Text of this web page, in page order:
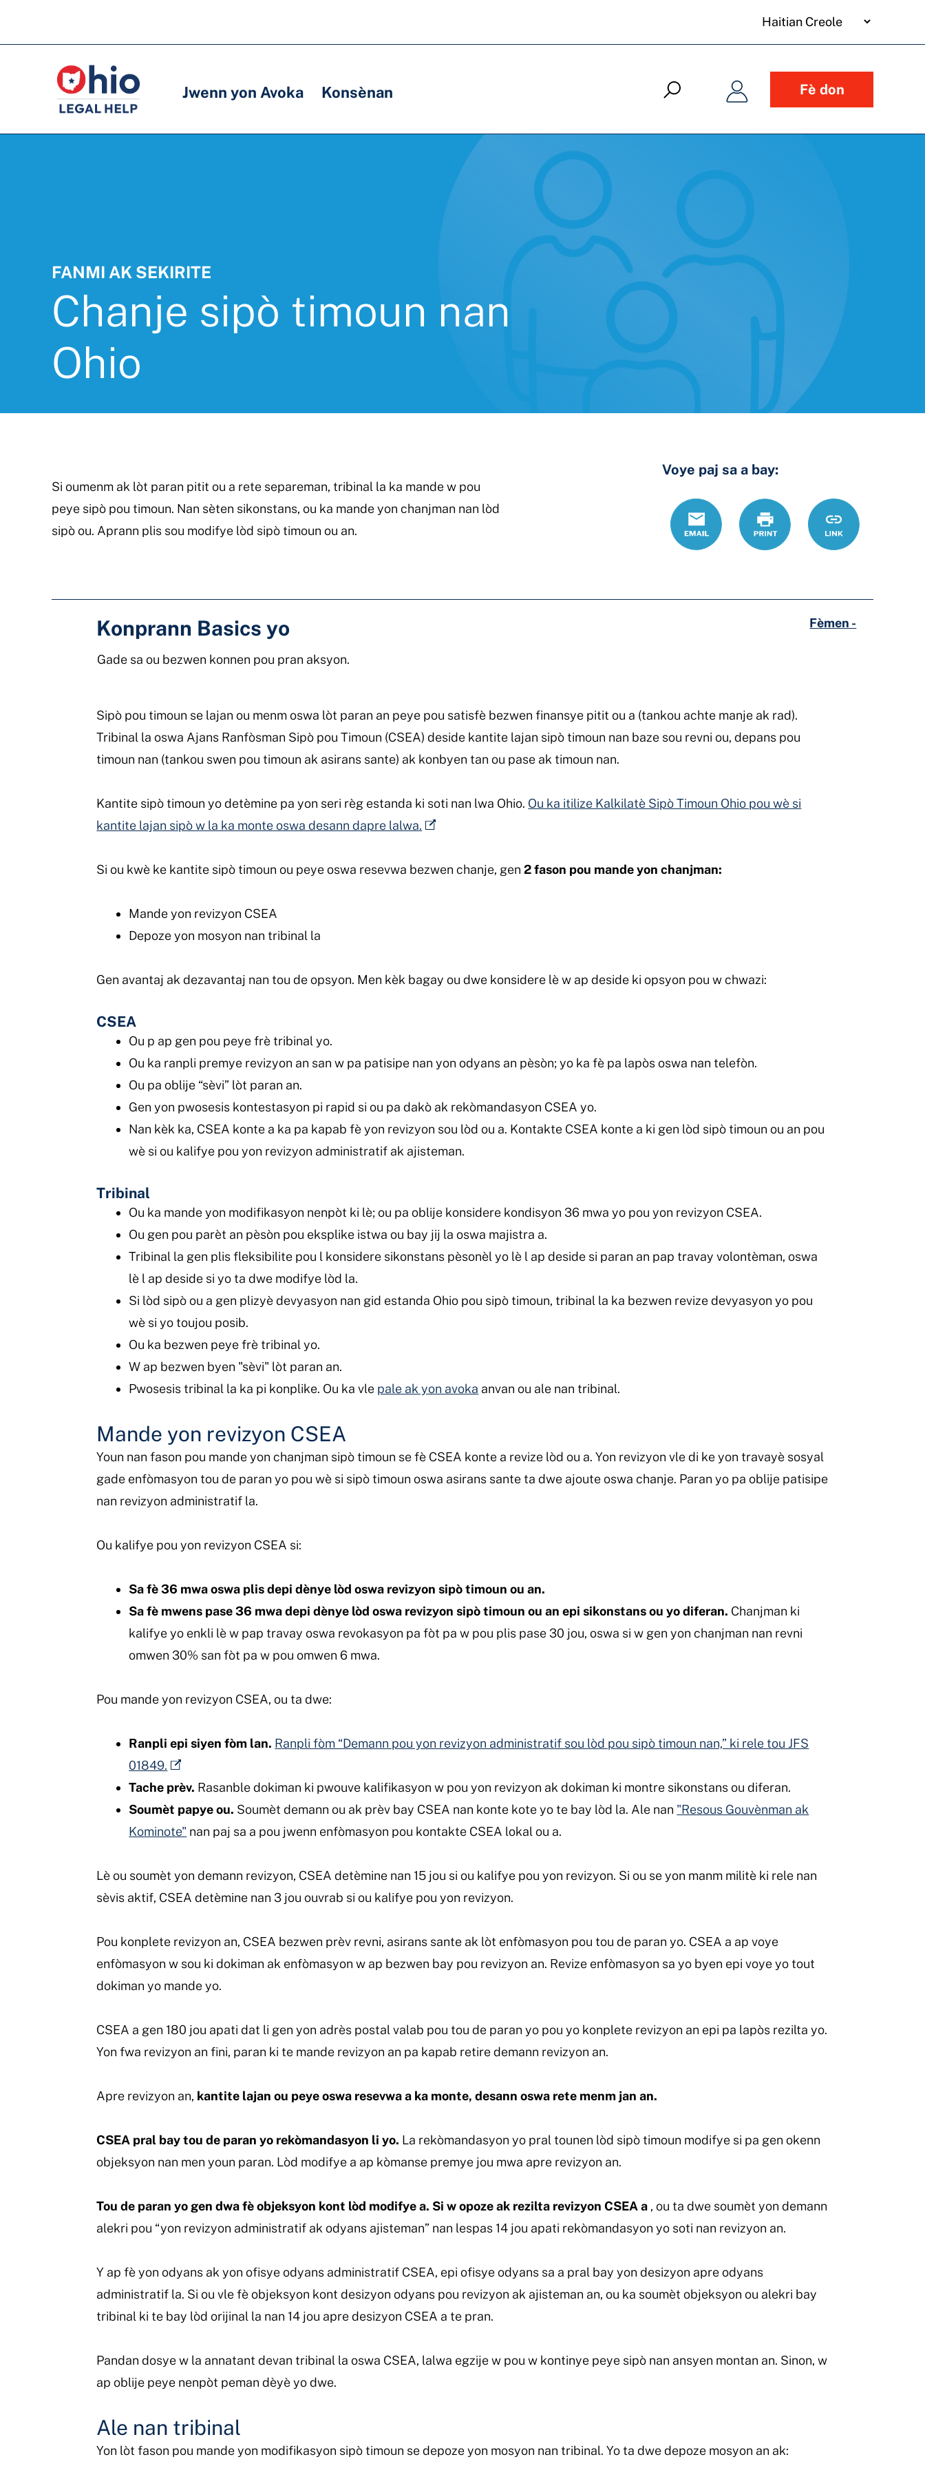
prensipal
Jwenn yon Avoka Konsènan Fè don
prensipal
FANMI AK SEKIRITE
Chanje sipò timoun nan
Ohio
Si oumenm ak lòt paran pitit ou a rete separeman, tribinal la ka mande w pou
peye sipò pou timoun. Nan sèten sikonstans, ou ka mande yon chanjman nan lòd
sipò ou. Aprann plis sou modifye lòd sipò timoun ou an.
Voye paj sa a bay:
Email Print
https://
support-
mod
Link
Konprann Basics yo
Gade sa ou bezwen konnen pou pran aksyon.
Fèmen -
Sipò pou timoun se lajan ou menm oswa lòt paran an peye pou satisfè bezwen finansye pitit ou a (tankou achte manje ak rad).
Tribinal la oswa Ajans Ranfòsman Sipò pou Timoun (CSEA) deside kantite lajan sipò timoun nan baze sou revni ou, depans pou
timoun nan (tankou swen pou timoun ak asirans sante) ak konbyen tan ou pase ak timoun nan.
Kantite sipò timoun yo detèmine pa yon seri règ estanda ki soti nan lwa Ohio. Ou ka itilize Kalkilatè Sipò Timoun Ohio pou wè si
kantite lajan sipò w la ka monte oswa desann dapre lalwa.
Si ou kwè ke kantite sipò timoun ou peye oswa resevwa bezwen chanje, gen2 fason pou mande yon chanjman:
Mande yon revizyon CSEA
Depoze yon mosyon nan tribinal la
Gen avantaj ak dezavantaj nan tou de opsyon. Men kèk bagay ou dwe konsidere lè w ap deside ki opsyon pou w chwazi:
CSEA
Ou p ap gen pou peye frè tribinal yo.
Ou ka ranpli premye revizyon an san w pa patisipe nan yon odyans an pèsòn; yo ka fè pa lapòs oswa nan telefòn.
Ou pa oblije “sèvi” lòt paran an.
Gen yon pwosesis kontestasyon pi rapid si ou pa dakò ak rekòmandasyon CSEA yo.
Nan kèk ka, CSEA konte a ka pa kapab fè yon revizyon sou lòd ou a. Kontakte CSEA konte a ki gen lòd sipò timoun ou an pou
wè si ou kalifye pou yon revizyon administratif ak ajisteman.
Tribinal
Ou ka mande yon modifikasyon nenpòt ki lè; ou pa oblije konsidere kondisyon 36 mwa yo pou yon revizyon CSEA.
Ou gen pou parèt an pèsòn pou eksplike istwa ou bay jij la oswa majistra a.
Tribinal la gen plis fleksibilite pou l konsidere sikonstans pèsonèl yo lè l ap deside si paran an pap travay volontèman, oswa
lè l ap deside si yo ta dwe modifye lòd la.
Si lòd sipò ou a gen plizyè devyasyon nan gid estanda Ohio pou sipò timoun, tribinal la ka bezwen revize devyasyon yo pou
wè si yo toujou posib.
Ou ka bezwen peye frè tribinal yo.
W ap bezwen byen "sèvi" lòt paran an.
Pwosesis tribinal la ka pi konplike. Ou ka vle pale ak yon avoka anvan ou ale nan tribinal.
Mande yon revizyon CSEA
Youn nan fason pou mande yon chanjman sipò timoun se fè CSEA konte a revize lòd ou a. Yon revizyon vle di ke yon travayè sosyal
gade enfòmasyon tou de paran yo pou wè si sipò timoun oswa asirans sante ta dwe ajoute oswa chanje. Paran yo pa oblije patisipe
nan revizyon administratif la.
Ou kalifye pou yon revizyon CSEA si:
Sa fè 36 mwa oswa plis depi dènye lòd oswa revizyon sipò timoun ou an.
Sa fè mwens pase 36 mwa depi dènye lòd oswa revizyon sipò timoun ou an epi sikonstans ou yo diferan. Chanjman ki
kalifye yo enkli lè w pap travay oswa revokasyon pa fòt pa w pou plis pase 30 jou, oswa si w gen yon chanjman nan revni
omwen 30% san fòt pa w pou omwen 6 mwa.
Pou mande yon revizyon CSEA, ou ta dwe:
Ranpli epi siyen fòm lan. Ranpli fòm “Demann pou yon revizyon administratif sou lòd pou sipò timoun nan,” ki rele tou JFS
01849.
Tache prèv. Rasanble dokiman ki pwouve kalifikasyon w pou yon revizyon ak dokiman ki montre sikonstans ou diferan.
Soumèt papye ou. Soumèt demann ou ak prèv bay CSEA nan konte kote yo te bay lòd la. Ale nan "Resous Gouvènman ak
Kominote" nan paj sa a pou jwenn enfòmasyon pou kontakte CSEA lokal ou a.
Lè ou soumèt yon demann revizyon, CSEA detèmine nan 15 jou si ou kalifye pou yon revizyon. Si ou se yon manm militè ki rele nan
sèvis aktif, CSEA detèmine nan 3 jou ouvrab si ou kalifye pou yon revizyon.
Pou konplete revizyon an, CSEA bezwen prèv revni, asirans sante ak lòt enfòmasyon pou tou de paran yo. CSEA a ap voye
enfòmasyon w sou ki dokiman ak enfòmasyon w ap bezwen bay pou revizyon an. Revize enfòmasyon sa yo byen epi voye yo tout
dokiman yo mande yo.
CSEA a gen 180 jou apati dat li gen yon adrès postal valab pou tou de paran yo pou yo konplete revizyon an epi pa lapòs rezilta yo.
Yon fwa revizyon an fini, paran ki te mande revizyon an pa kapab retire demann revizyon an.
Apre revizyon an, kantite lajan ou peye oswa resevwa a ka monte, desann oswa rete menm jan an.
CSEA pral bay tou de paran yo rekòmandasyon li yo. La rekòmandasyon yo pral tounen lòd sipò timoun modifye si pa gen okenn
objeksyon nan men youn paran. Lòd modifye a ap kòmanse premye jou mwa apre revizyon an.
Tou de paran yo gen dwa fè objeksyon kont lòd modifye a. Si w opoze ak rezilta revizyon CSEA a , ou ta dwe soumèt yon demann
alekri pou “yon revizyon administratif ak odyans ajisteman” nan lespas 14 jou apati rekòmandasyon yo soti nan revizyon an.
Y ap fè yon odyans ak yon ofisye odyans administratif CSEA, epi ofisye odyans sa a pral bay yon desizyon apre odyans
administratif la. Si ou vle fè objeksyon kont desizyon odyans pou revizyon ak ajisteman an, ou ka soumèt objeksyon ou alekri bay
tribinal ki te bay lòd orijinal la nan 14 jou apre desizyon CSEA a te pran.
Pandan dosye w la annatant devan tribinal la oswa CSEA, lalwa egzije w pou w kontinye peye sipò nan ansyen montan an. Sinon, w
ap oblije peye nenpòt peman dèyè yo dwe.
Ale nan tribinal
Yon lòt fason pou mande yon modifikasyon sipò timoun se depoze yon mosyon nan tribinal. Yo ta dwe depoze mosyon an ak: